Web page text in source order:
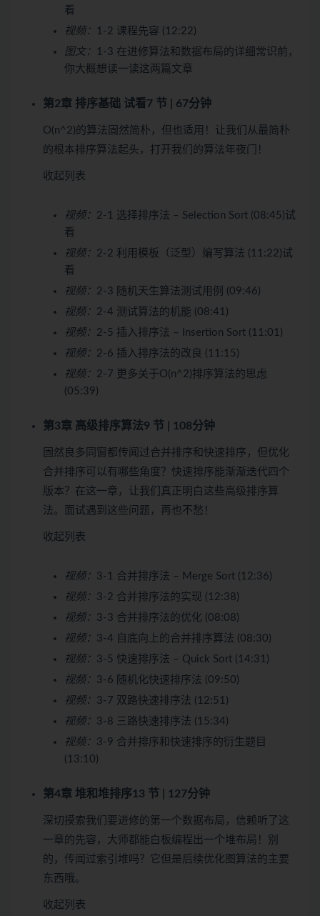
看
视频：
1-2 课程先容 (12:22)
图文：
1-3 在进修算法和数据布局的详细常识前，
你大概想读一读这两篇文章
第2章 排序基础 试看7 节 | 67分钟
O(n^2)的算法固然简朴，但也适用！让我们从最简朴
的根本排序算法起头，打开我们的算法年夜门！
收起列表
视频： 2-1 选择排序法 – Selection Sort (08:45)试
看
视频： 2-2 利用模板（泛型）编写算法 (11:22)试
看
视频： 2-3 随机天生算法测试用例 (09:46)
视频： 2-4 测试算法的机能 (08:41)
视频： 2-5 插入排序法 – Insertion Sort (11:01)
视频： 2-6 插入排序法的改良 (11:15)
视频： 2-7 更多关于O(n^2)排序算法的思虑
(05:39)
第3章 高级排序算法9 节 | 108分钟
固然良多同窗都传闻过合并排序和快速排序，但优化
合并排序可以有哪些角度？快速排序能渐渐迭代四个
版本？在这一章，让我们真正明白这些高级排序算
法。面试遇到这些问题，再也不愁！
收起列表
视频： 3-1 合并排序法 – Merge Sort (12:36)
视频： 3-2 合并排序法的实现 (12:38)
视频： 3-3 合并排序法的优化 (08:08)
视频： 3-4 自底向上的合并排序算法 (08:30)
视频： 3-5 快速排序法 – Quick Sort (14:31)
视频： 3-6 随机化快速排序法 (09:50)
视频： 3-7 双路快速排序法 (12:51)
视频： 3-8 三路快速排序法 (15:34)
视频： 3-9 合并排序和快速排序的衍生题目
(13:10)
第4章 堆和堆排序13 节 | 127分钟
深切摸索我们要进修的第一个数据布局，信赖听了这
一章的先容，大师都能白板编程出一个堆布局！别
的，传闻过索引堆吗？它但是后续优化图算法的主要
东西哦。
收起列表